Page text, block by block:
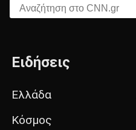
Αναζήτηση στο CNN.gr
Ειδήσεις
Ελλάδα
Κόσμος